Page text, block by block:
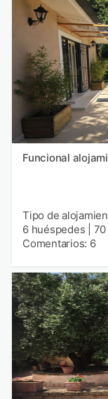
Funcional
Tipo de
6 huéspedes
70
Comentarios: 6